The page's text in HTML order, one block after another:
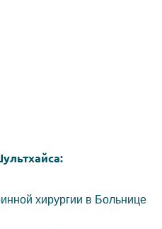
хирургии в Больнице